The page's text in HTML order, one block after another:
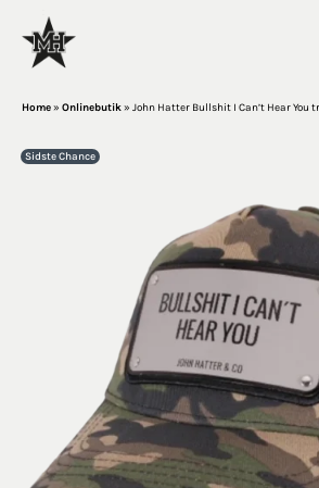
Home» Onlinebutik» John Hatter Bullshit I Can’t Hear You
Sidste Chance